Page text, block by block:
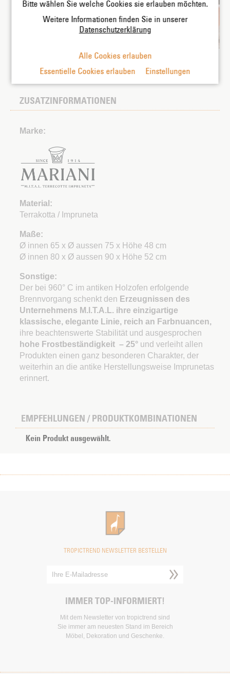
ZUSATZINFORMATIONEN
Marke:
Material:
Terrakotta / Impruneta
Maße:
Ø innen 65 x Ø aussen 75 x Höhe 48 cm
Ø innen 80 x Ø aussen 90 x Höhe 52 cm
Sonstige:
Der bei 960° C im antiken Holzofen erfolgende
Brennvorgang schenkt den Erzeugnissen des
Unternehmens M.I.T.A.L. ihre einzigartige
klassische, elegante Linie, reich an Farbnuancen,
ihre beachtenswerte Stabilität und ausgesprochen
hohe Frostbeständigkeit – 25° und verleiht allen
Produkten einen ganz besonderen Charakter, der
weiterhin an die antike Herstellungsweise Imprunetas
erinnert.
EMPFEHLUNGEN / PRODUKTKOMBINATIONEN
Kein Produkt ausgewählt.
TROPICTREND NEWSLETTER BESTELLEN
IMMER TOP-INFORMIERT!
Mit dem Newsletter von tropictrend sind
Sie immer am neuesten Stand im Bereich
Möbel, Dekoration und Geschenke.
Bitte wählen Sie welche Cookies sie erlauben möchten.
Weitere Informationen finden Sie in unserer
Datenschutzerklärung
Alle Cookies erlauben
Essentielle Cookies erlauben
Einstellungen